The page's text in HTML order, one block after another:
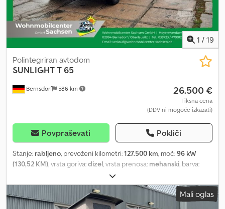
tudi udobno financirate. Obdavčitev razlike po § 25a UStG, DDV ni
prikazan.
1 / 19
Bernsdorf 586 km
Polintegriran avtodom
SUNLIGHTT 65
26.500 €
Fiksna cena
(DDV ni mogoče izkazati)
Povpraševati Pokliči
Stanje: rabljeno, prevoženi kilometri:127.500 km, moč:96 kW
(130,52 KM), vrsta goriva:dizel, vrsta prenosa: mehanski, barva:
, skupna dolžina:
širina:2.330 mm, skupna višina:2.760 mm, konfiguracija osi:2 osi,
skupna masa:
, Leto izdelave: , Oprema:ABS,
garancija za rabljena vozila, klimatska naprava, kopalnica
Mali oglas